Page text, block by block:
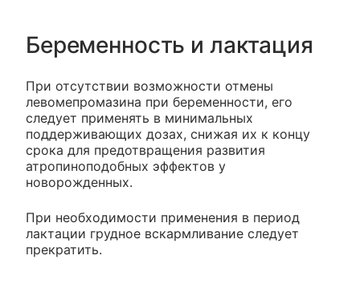
Беременность и лактация
При отсутствии возможности отмены
левомепромазина при беременности, его
следует применять в минимальных
поддерживающих дозах, снижая их к концу
срока для предотвращения развития
атропиноподобных эффектов у
новорожденных.
При необходимости применения в период
лактации грудное вскармливание следует
прекратить.